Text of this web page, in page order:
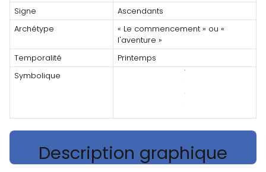
Signe
Ascendants
Archétype
« Le commencement » ou «
l'aventure »
Temporalité
Printemps
Symbolique
Description graphique